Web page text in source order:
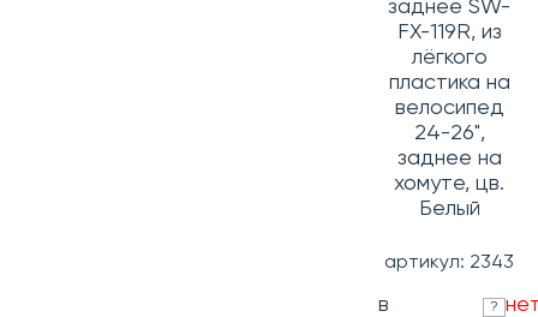
заднее SW-
FX-119R, из
лёгкого
пластика на
велосипед
24-26",
заднее на
хомуте, цв.
Белый
артикул: 2343
в
?